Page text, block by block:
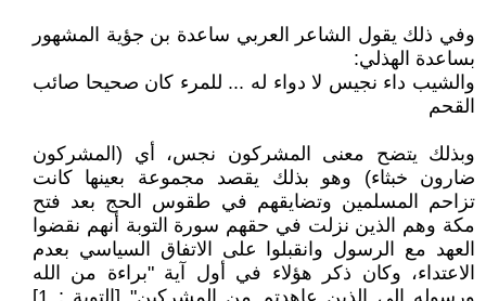
وفي ذلك يقول الشاعر العربي ساعدة بن جؤية المشهور
بساعدة الهذلي:
والشيب داء نجيس لا دواء له ... للمرء كان صحيحا صائب
القحم
وبذلك يتضح معنى المشركون نجس، أي (المشركون
ضارون خبثاء) وهو بذلك يقصد مجموعة بعينها كانت
تزاحم المسلمين وتضايقهم في طقوس الحج بعد فتح
مكة وهم الذين نزلت في حقهم سورة التوبة أنهم نقضوا
العهد مع الرسول وانقبلوا على الاتفاق السياسي بعدم
الاعتداء، وكان ذكر هؤلاء في أول آية "براءة من الله